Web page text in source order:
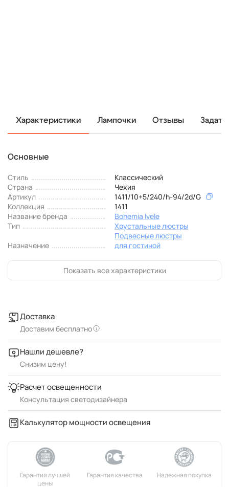
Характеристики Лампочки Отзывы
Основные
Стиль
Классический
Страна
Чехия
Артикул
1411/10+5/240/h-94/2d/G
Коллекция
1411
Название бренда
Bohemia Ivele
Тип
Хрустальные люстры
Подвесные люстры
Назначение
для гостиной
Показать все характеристики
Доставка
Доставим бесплатно
Нашли дешевле?
Снизим цену!
Расчет освещенности
Консультация светодизайнера
Калькулятор мощности освещения